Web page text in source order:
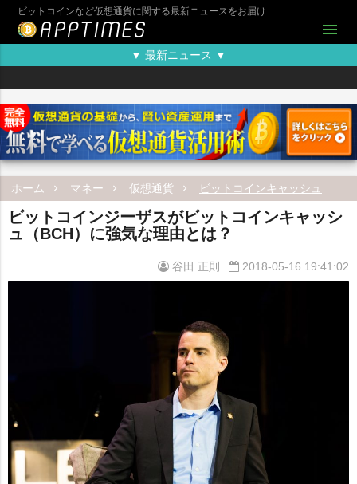
ビットコインなど仮想通貨に関する最新ニュースをお届け
menu
▼ 最新ニュース ▼
ホーム マネー 仮想通貨 ビットコインキャッシュ
ビットコインジーザスがビットコインキャッシ
ュ（BCH）に強気な理由とは？
谷田 正則 2018-05-16 19:41:02